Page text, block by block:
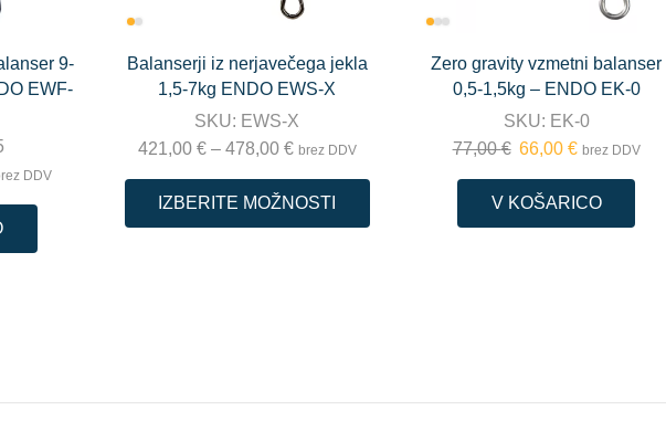
9-
EWF-
DDV
Balanserji iz nerjavečega jekla
1,5-7kg ENDO EWS-X
SKU: EWS-X
421,00 € – 478,00 € brez DDV
IZBERITE MOŽNOSTI
Zero gravity vzmetni balanser
0,5-1,5kg – ENDO EK-0
SKU: EK-0
77,00€ 66,00 € brez DDV
V KOŠARICO